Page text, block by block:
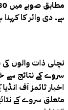
ہے۔ دی وائر کا
نچلی ذات والوں کی
سروے کے نتائج سے
اخبار ٹائمز آف
متعلق سروے کے